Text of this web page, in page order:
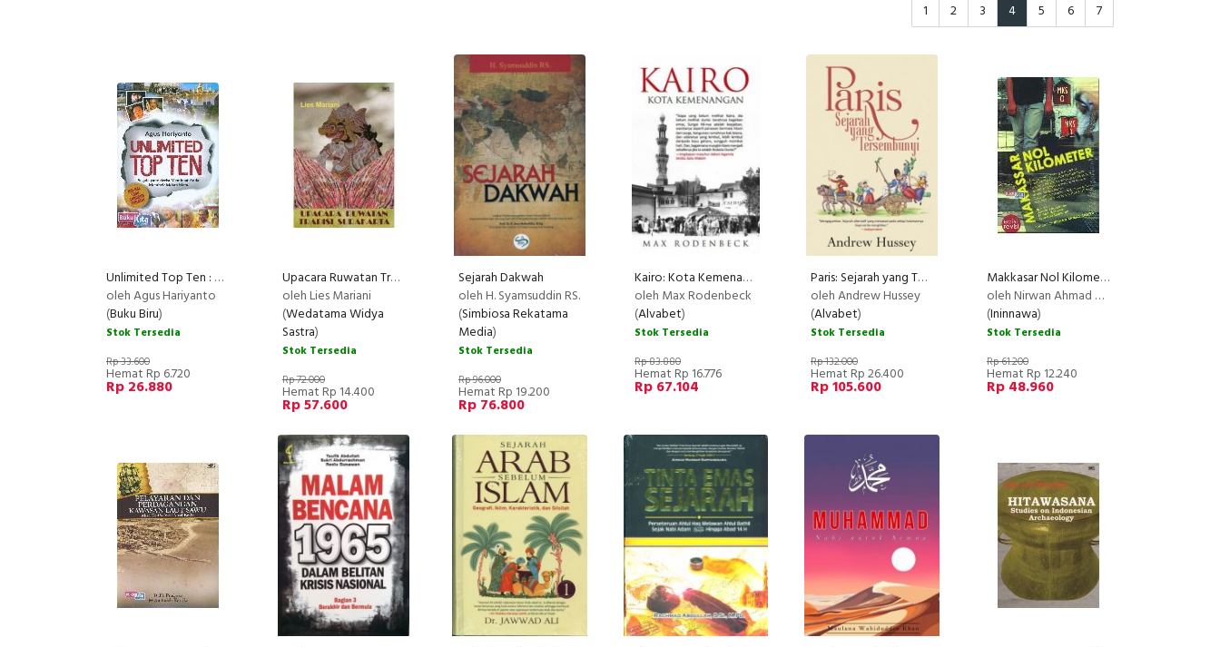
1 2 3 4 5 6 7
Unlimited Top Ten : Segala yang Serba membuat Anda Membelalakkan Mata
oleh Agus Hariyanto
(Buku Biru)
Stok Tersedia
Rp 33.600
Hemat Rp 6.720
Rp 26.880
Upacara Ruwatan Tradisi Surakarta
oleh Lies Mariani
(Wedatama Widya
Sastra)
Stok Tersedia
Rp 72.000
Hemat Rp 14.400
Rp 57.600
Sejarah Dakwah
oleh H. Syamsuddin RS.
(Simbiosa Rekatama
Media)
Stok Tersedia
Rp 96.000
Hemat Rp 19.200
Rp 76.800
Kairo: Kota Kemenangan
oleh Max Rodenbeck
(Alvabet)
Stok Tersedia
Rp 83.880
Hemat Rp 16.776
Rp 67.104
Paris: Sejarah yang Tersembunyi
oleh Andrew Hussey
(Alvabet)
Stok Tersedia
Rp 132.000
Hemat Rp 26.400
Rp 105.600
Makkasar Nol Kilometer
oleh Nirwan Ahmad Arsuka
(Ininnawa)
Stok Tersedia
Rp 61.200
Hemat Rp 12.240
Rp 48.960